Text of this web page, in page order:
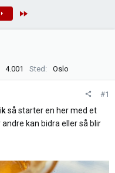
4.001 Sted Oslo
#1
så starter en her med et
kan bidra eller så blir